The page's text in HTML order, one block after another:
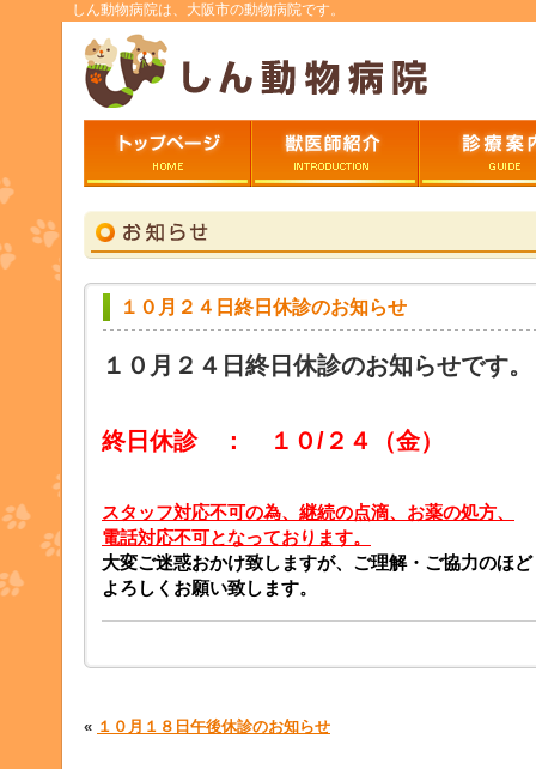
しん動物病院は、大阪市の動物病院です。
１０月２４日終日休診のお知らせ
１０月２４日終日休診のお知らせです。
終日休診 ： １０/２４（金）
スタッフ対応不可の為、継続の点滴、お薬の処方、
電話対応不可となっております。
大変ご迷惑おかけ致しますが、ご理解・ご協力のほど
よろしくお願い致します。
« １０月１８日午後休診のお知らせ